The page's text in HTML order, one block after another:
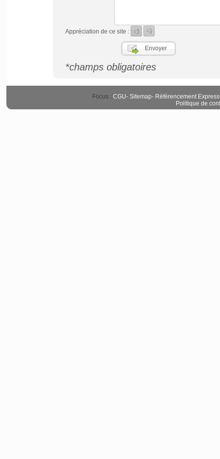
Appréciation de ce site :
*champs obligatoires
Focus : CGU- Sitemap- Référencement Express
Politique de